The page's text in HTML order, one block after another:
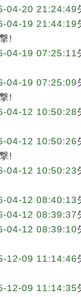
04-20 21:24:49
04-19 21:44:19
!
04-19 07:25:11
04-19 07:25:09
!
04-12 10:50:28
04-12 10:50:26
!
04-12 10:50:23
04-12 08:40:13
04-12 08:39:37
04-12 08:39:10
12-09 11:14:46
12-09 11:14:35